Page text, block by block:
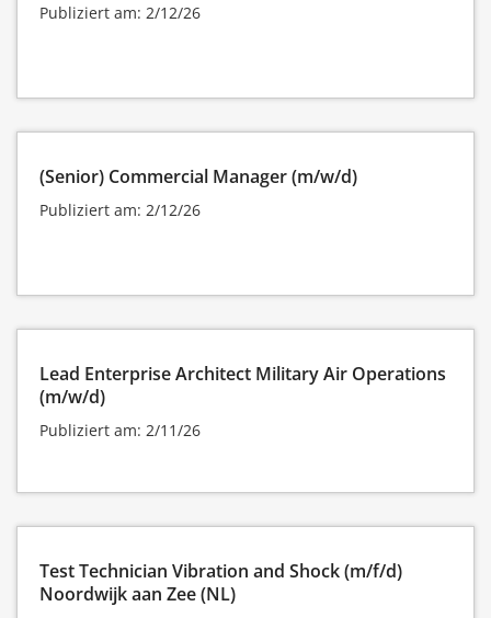
Publiziert am: 2/12/26
(Senior) Commercial Manager (m/w/d)
Publiziert am: 2/12/26
Lead Enterprise Architect Military Air Operations
(m/w/d)
Publiziert am: 2/11/26
Test Technician Vibration and Shock (m/f/d)
Noordwijk aan Zee (NL)